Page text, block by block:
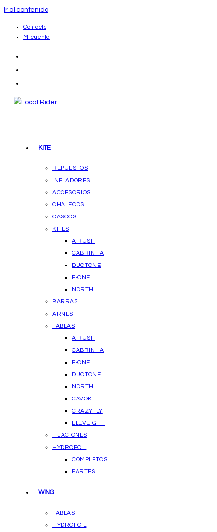
Ir al contenido
Contacto
Mi cuenta
KITE
REPUESTOS
INFLADORES
ACCESORIOS
CHALECOS
CASCOS
KITES
AIRUSH
CABRINHA
DUOTONE
F-ONE
NORTH
BARRAS
ARNES
TABLAS
AIRUSH
CABRINHA
F-ONE
DUOTONE
NORTH
CAVOK
CRAZYFLY
ELEVEIGTH
FIJACIONES
HYDROFOIL
COMPLETOS
PARTES
WING
TABLAS
HYDROFOIL